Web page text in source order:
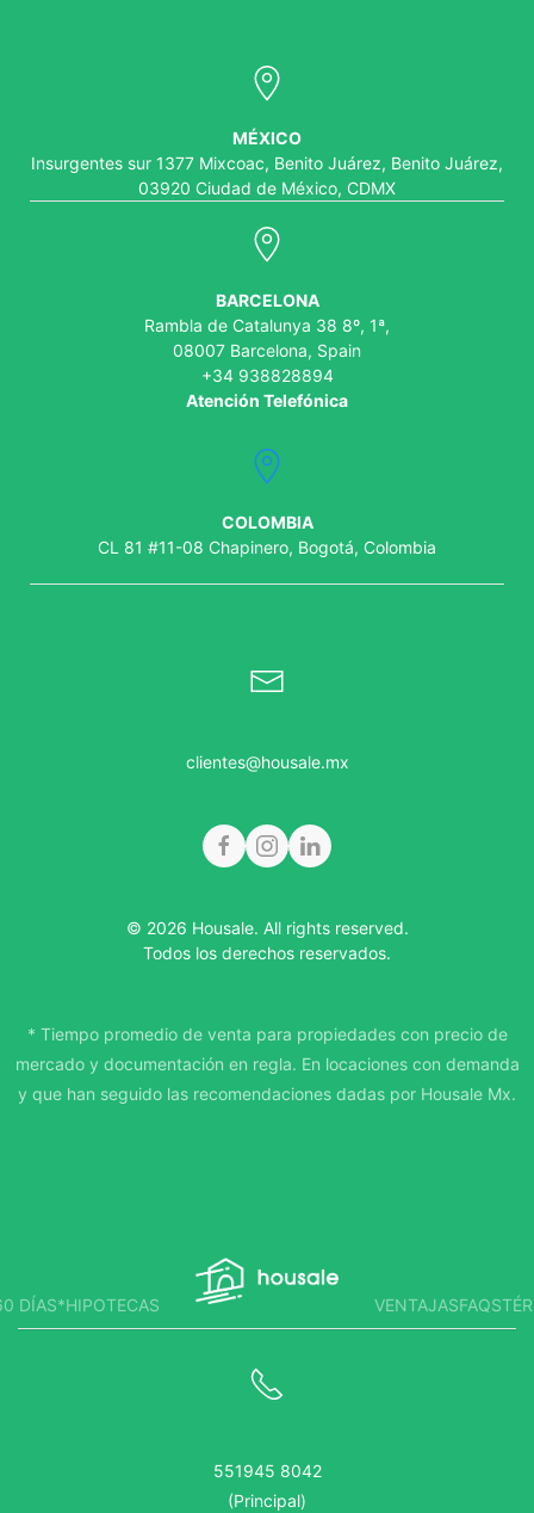
MÉXICO
Insurgentes sur 1377 Mixcoac, Benito Juárez, Benito Juárez,
03920 Ciudad de México, CDMX
BARCELONA
Rambla de Catalunya 38 8º, 1ª,
08007 Barcelona, Spain
+34 938828894
Atención Telefónica
COLOMBIA
CL 81 #11-08 Chapinero, Bogotá, Colombia
clientes@housale.mx
© 2026 Housale. All rights reserved.
Todos los derechos reservados.
* Tiempo promedio de venta para propiedades con precio de
mercado y documentación en regla. En locaciones con demanda
y que han seguido las recomendaciones dadas por Housale Mx.
DÍAS*HIPOTECAS VENTAJASFAQS
551945 8042
(Principal)